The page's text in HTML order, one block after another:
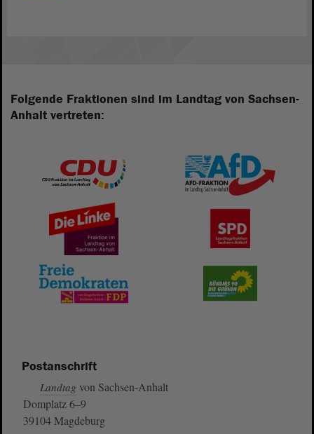
Folgende Fraktionen sind im Landtag von Sachsen-
Anhalt vertreten:
Postanschrift
Landtag von Sachsen-Anhalt
Domplatz 6–9
39104 Magdeburg